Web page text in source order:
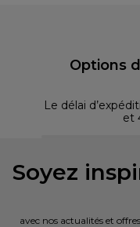
Options
Le délai
et
Soyez
avec nos actualités et